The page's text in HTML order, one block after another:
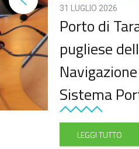
31 LUGLIO 2026
Porto di
pugliese
Sistema
LEGGI TUTTO